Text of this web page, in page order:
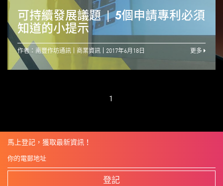
可持續發展議題 | 5個申請專利必須
知道的小提示
作者：南豐作坊通訊 商業資訊 2017年6月18日 更多
1
馬上登記，獲取最新資訊！
登記